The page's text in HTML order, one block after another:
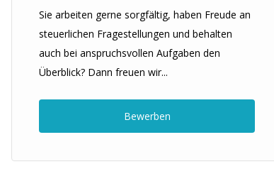
Sie arbeiten gerne sorgfältig, haben Freude an
steuerlichen Fragestellungen und behalten
auch bei anspruchsvollen Aufgaben den
Überblick? Dann freuen wir...
Bewerben